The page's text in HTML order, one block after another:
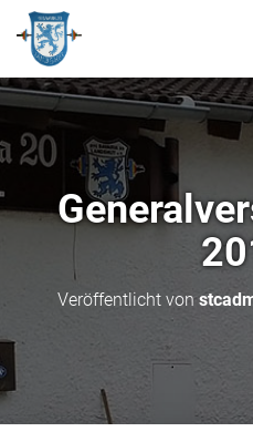
Veröffentlicht von